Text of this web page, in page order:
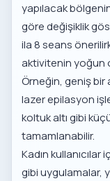
yapılacak
göre değişiklik
ila 8 seans
aktivitenin yoğun
Örneğin, geniş
lazer epilasyon
koltuk altı gibi
tamamlanabilir.
Kadın kullanıcılar
gibi uygulamalar,